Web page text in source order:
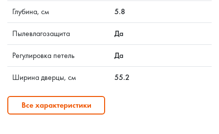
Глубина, см 5.8
Пылевлагозащита Да
Регулировка петель Да
Ширина дверцы, см 55.2
Все характеристики